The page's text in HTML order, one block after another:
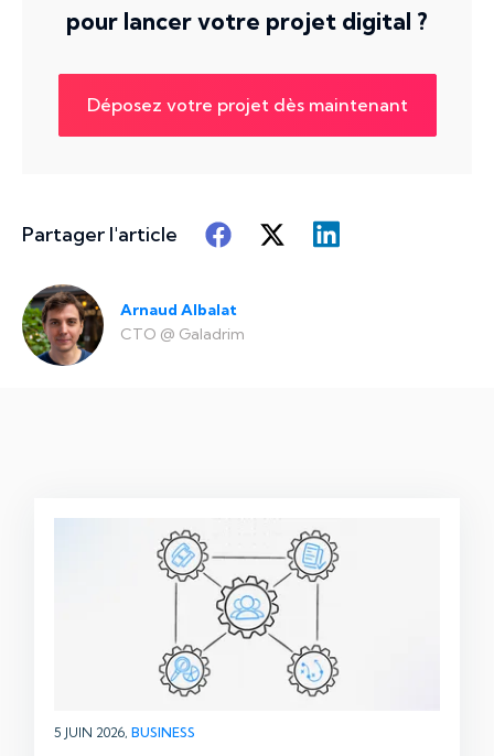
pour lancer votre projet digital ?
Déposez votre projet dès maintenant
Partager l'article
Arnaud Albalat
CTO @ Galadrim
5 JUIN 2026, BUSINESS